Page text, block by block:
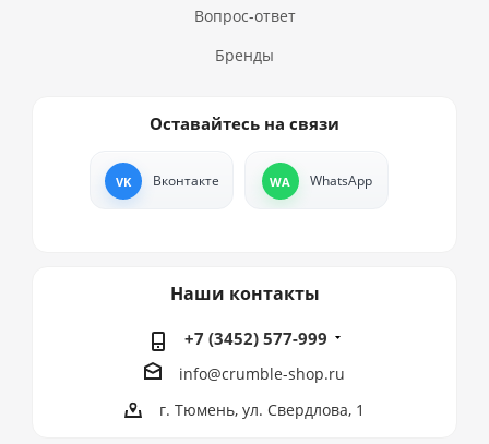
Вопрос-ответ
Бренды
Оставайтесь на связи
Вконтакте WhatsApp
Наши контакты
+7 (3452) 577-999
info@crumble-shop.ru
г. Тюмень, ул. Свердлова, 1